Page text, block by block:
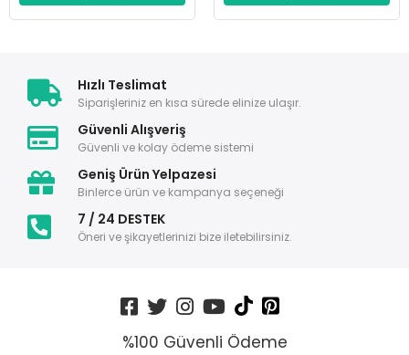
Hızlı Teslimat
Siparişleriniz en kısa sürede elinize ulaşır.
Güvenli Alışveriş
Güvenli ve kolay ödeme sistemi
Geniş Ürün Yelpazesi
Binlerce ürün ve kampanya seçeneği
7 / 24 DESTEK
Öneri ve şikayetlerinizi bize iletebilirsiniz.
%100 Güvenli Ödeme